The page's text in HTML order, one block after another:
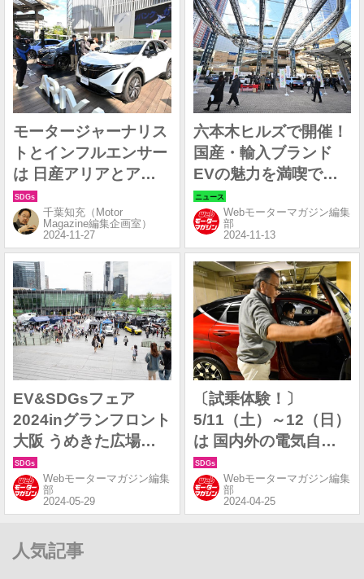
モータージャーナリス
トとインフルエンサー
は 日産アリアとアリ
アNISMOのどこに注
目したのか？
千葉知充（Motor
Magazine編集企画室）
六本木ヒルズで開催！
国産・輸入ブランド
EVの魅力を満喫でき
た「EV＆SDGsフェア
2024 in 六本木ヒルズ
アリーナ」レポート
Webモーターマガジン編集
部
EV&SDGsフェア
2024inグランフロント
大阪 うめきた広場が
無事閉幕。2日間にわ
たり多くの人がEVと
暮らす未来を見た。
Webモーターマガジン編集
部
〔試乗体験！〕
5/11（土）～12（日）
は 国内外の電気自動
車（EV）に試乗でき
る！Webモーターマガジン編集
部
人気記事